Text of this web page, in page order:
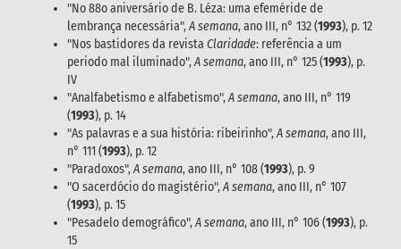
"No 88o aniversário de B. Léza: uma efeméride de
lembrança necessária",A semana, ano III, n° 132 (1993), p. 12
"Nos bastidores da revista Claridade: referência a um
periodo mal iluminado",A semana, ano III, n° 125 (1993), p.
IV
"Analfabetismo e alfabetismo",A semana, ano III, n° 119
(1993), p. 14
"As palavras e a sua história: ribeirinho",A semana, ano III,
n° 111 (1993), p. 12
"Paradoxos",A semana, ano III, n° 108 (1993), p. 9
"O sacerdócio do magistério",A semana, ano III, n° 107
(1993), p. 15
"Pesadelo demográfico",A semana, ano III, n° 106 (1993), p.
15